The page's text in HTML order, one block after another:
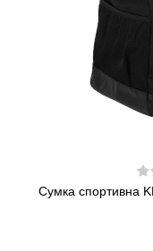
Сумка спортивна